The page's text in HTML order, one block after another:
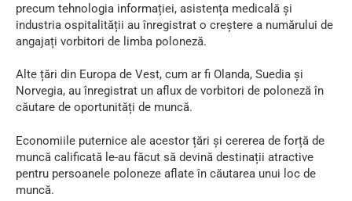
precum tehnologia informației, asistența medicală și
industria ospitalității au înregistrat o creștere a numărului de
angajați vorbitori de limba poloneză.
Alte țări din Europa de Vest, cum ar fi Olanda, Suedia și
Norvegia, au înregistrat un aflux de vorbitori de poloneză în
căutare de oportunități de muncă.
Economiile puternice ale acestor țări și cererea de forță de
muncă calificată le-au făcut să devină destinații atractive
pentru persoanele poloneze aflate în căutarea unui loc de
muncă.